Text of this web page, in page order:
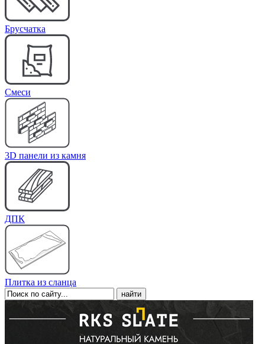
Брусчатка
Cмеси
3D панели из камня
ДПК
Плитка из сланца